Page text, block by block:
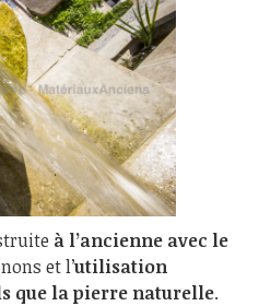
à l’ancienne avec le
et l’utilisation
que la pierre naturelle.